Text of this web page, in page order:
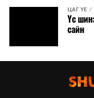
ЦАГ ҮЕ
Үс
сайн